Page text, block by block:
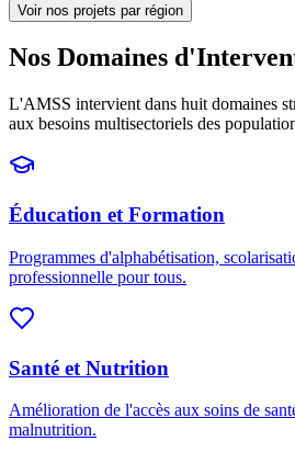
Voir nos projets par région
Nos Domaines
L'AMSS intervient dans huit domaines
aux besoins multisectoriels des
Éducation et Formation
Programmes d'alphabétisation,
professionnelle pour tous.
Santé et Nutrition
Amélioration de l'accès aux soins de
malnutrition.